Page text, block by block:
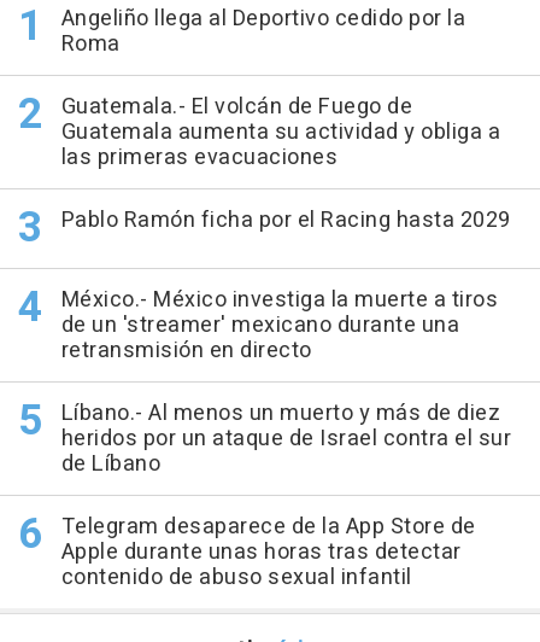
Angeliño llega al Deportivo cedido por la
Roma
Guatemala.- El volcán de Fuego de
Guatemala aumenta su actividad y obliga a
las primeras evacuaciones
Pablo Ramón ficha por el Racing hasta 2029
México.- México investiga la muerte a tiros
de un 'streamer' mexicano durante una
retransmisión en directo
Líbano.- Al menos un muerto y más de diez
heridos por un ataque de Israel contra el sur
de Líbano
Telegram desaparece de la App Store de
Apple durante unas horas tras detectar
contenido de abuso sexual infantil